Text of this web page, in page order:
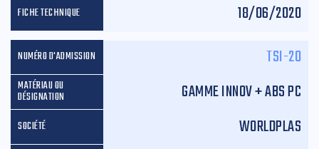
18/06/2020
TSI-20
GAMME INNOV + ABS PC
WORLDPLAS